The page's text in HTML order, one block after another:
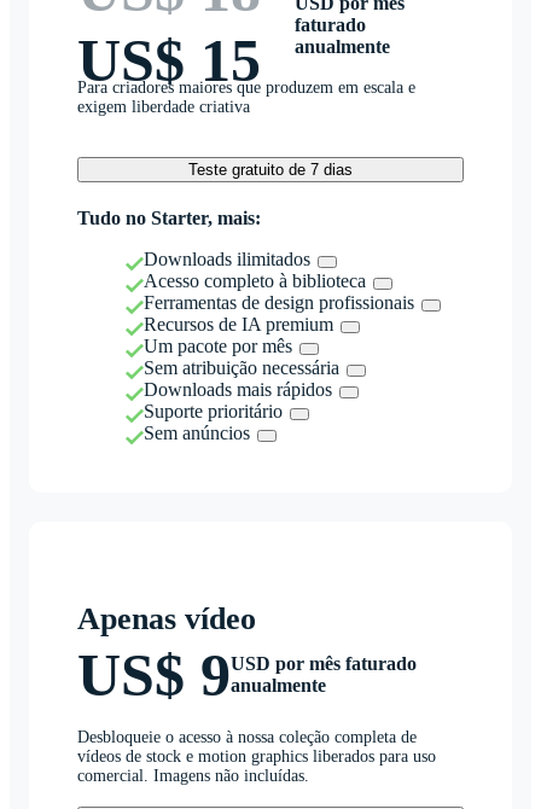
US$ 15
faturado
anualmente
Para criadores maiores que produzem em escala e
exigem liberdade criativa
Teste gratuito de 7 dias
Tudo no Starter, mais:
Downloads ilimitados
Acesso completo à biblioteca
Ferramentas de design profissionais
Recursos de IA premium
Um pacote por mês
Sem atribuição necessária
Downloads mais rápidos
Suporte prioritário
Sem anúncios
Apenas vídeo
US$ 9USD por mês faturado
anualmente
Desbloqueie o acesso à nossa coleção completa de
vídeos de stock e motion graphics liberados para uso
comercial. Imagens não incluídas.